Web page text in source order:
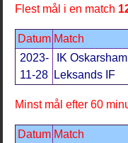
Flest mål i en match
Datum Match
2023-
11-28
IK
Leksands IF
Minst mål efter 60
Datum Match